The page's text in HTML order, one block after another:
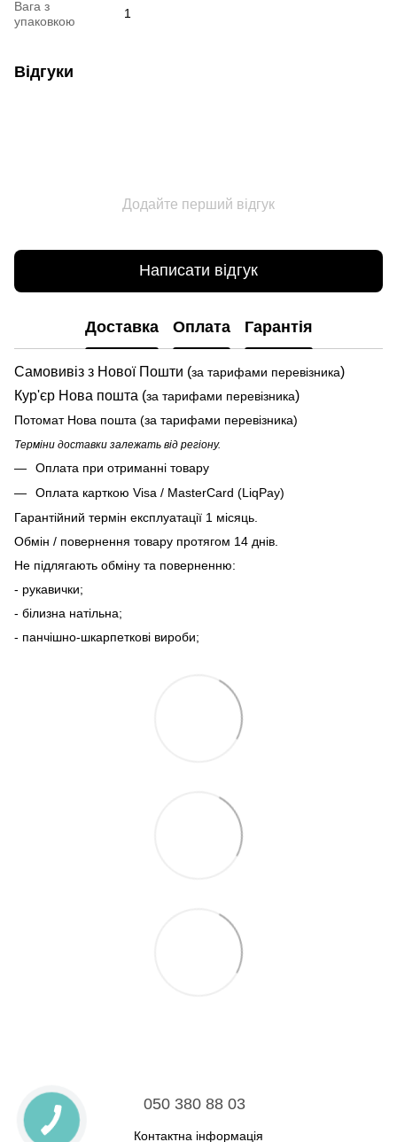
Вага з
упаковкою
1
Відгуки
Додайте перший відгук
Написати відгук
Доставка Оплата Гарантія
Самовивіз з Нової Пошти (за тарифами перевізника)
Кур'єр Нова пошта (за тарифами перевізника)
Потомат Нова пошта (за тарифами перевізника)
Терміни доставки залежать від регіону.
Оплата при отриманні товару
Оплата карткою Visa / MasterCard (LiqPay)
Гарантійний термін експлуатації 1 місяць.
Обмін / повернення товару протягом 14 днів.
Не підлягають обміну та поверненню:
- рукавички;
- білизна натільна;
- панчішно-шкарпеткові вироби;
050 380 88 03
Контактна інформація